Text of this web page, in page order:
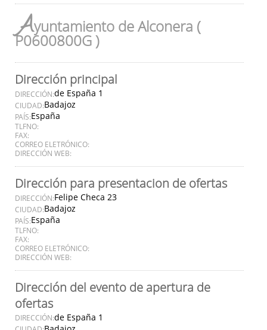
Ayuntamiento de Alconera (
P0600800G )
Dirección principal
DIRECCIÓN:de España 1
CIUDAD:Badajoz
PAÍS:España
TLFNO:
FAX:
CORREO ELETRÓNICO:
DIRECCIÓN WEB:
Dirección para presentacion de ofertas
DIRECCIÓN:Felipe Checa 23
CIUDAD:Badajoz
PAÍS:España
TLFNO:
FAX:
CORREO ELETRÓNICO:
DIRECCIÓN WEB:
Dirección del evento de apertura de
ofertas
DIRECCIÓN:de España 1